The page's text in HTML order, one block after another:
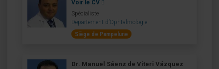
Voir le CV
Spécialiste
Département d’Ophtalmologie
Siège de Pampelune
Dr. Manuel Sáenz de Viteri Vázquez